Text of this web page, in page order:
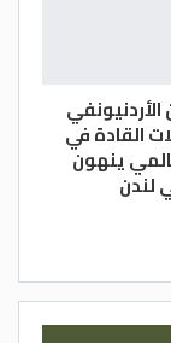
القادة في
ينهون
لندن